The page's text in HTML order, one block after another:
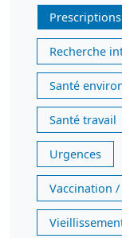
Recherche
Santé
Santé travail
Urgences
Vaccination